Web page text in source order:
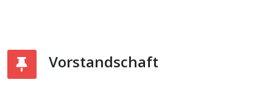
Vorstandschaft